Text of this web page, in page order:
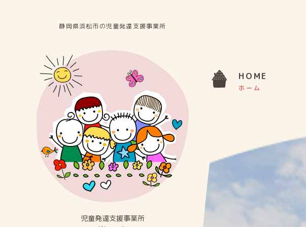
静岡県浜松市の児童発達⽀援事業所
児童発達⽀援事業所
HOME
ホーム